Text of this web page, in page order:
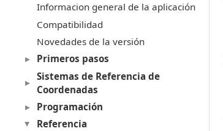
Informacion general de la aplicación
Compatibilidad
Novedades de la versión
Primeros pasos
Sistemas de Referencia de
Coordenadas
Programación
Referencia